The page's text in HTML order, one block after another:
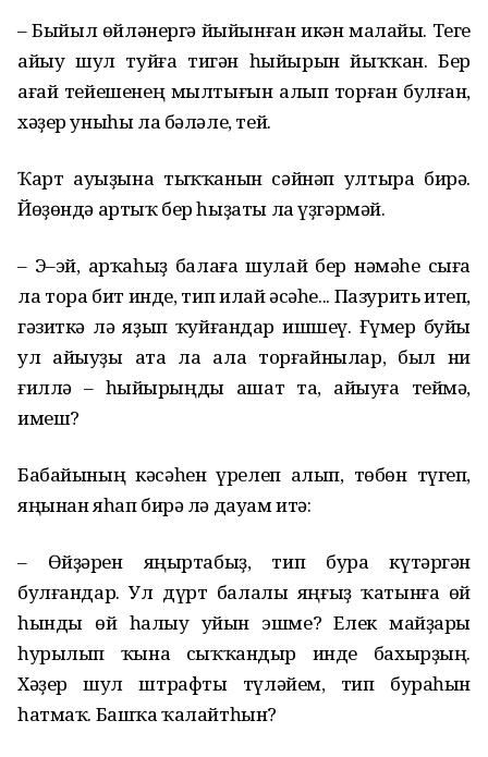
– Быйыл өйләнергә йыйынған икән малайы. Теге
айыу шул туйға тигән һыйырын йыҡҡан. Бер
ағай тейешенең мылтығын алып торған булған,
хәҙер уныһы ла бәләле, тей.
Ҡарт ауыҙына тыҡҡанын сәйнәп ултыра бирә.
Йөҙөндә артыҡ бер һыҙаты ла үҙгәрмәй.
– Э–эй, арҡаһыҙ балаға шулай бер нәмәһе сыға
ла тора бит инде, тип илай әсәһе... Пазурить итеп,
гәзиткә лә яҙып ҡуйғандар ишшеү. Ғүмер буйы
ул айыуҙы ата ла ала торғайнылар, был ни
ғиллә – һыйырыңды ашат та, айыуға теймә,
имеш?
Бабайының кәсәһен үрелеп алып, төбөн түгеп,
яңынан яһап бирә лә дауам итә:
– Өйҙәрен яңыртабыҙ, тип бура күтәргән
булғандар. Ул дүрт балалы яңғыҙ ҡатынға өй
һынды өй һалыу уйын эшме? Елек майҙары
һурылып ҡына сыҡҡандыр инде бахырҙың.
Хәҙер шул штрафты түләйем, тип бураһын
һатмаҡ. Башҡа ҡалайтһын?